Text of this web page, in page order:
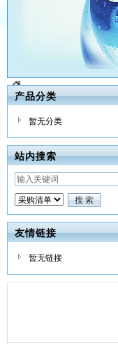
产品分类
暂无分类
站内搜索
友情链接
暂无链接